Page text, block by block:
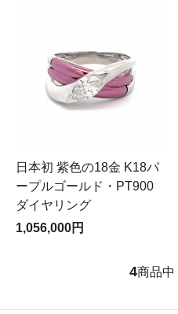
日本初 紫色の18金 K18パ
ープルゴールド・PT900
ダイヤリング
1,056,000円
4商品中